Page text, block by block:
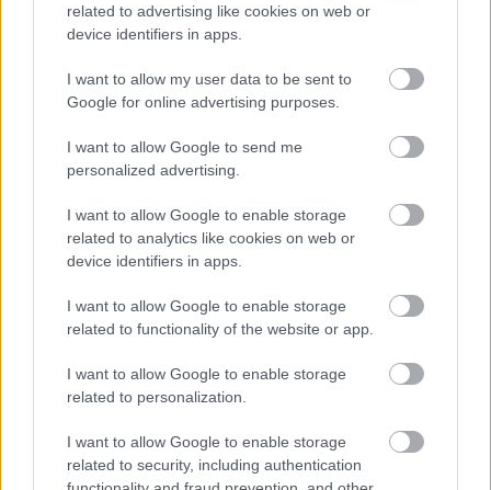
related to advertising like cookies on web or
device identifiers in apps.
I want to allow my user data to be sent to
Google for online advertising purposes.
I want to allow Google to send me
personalized advertising.
I want to allow Google to enable storage
related to analytics like cookies on web or
device identifiers in apps.
I want to allow Google to enable storage
related to functionality of the website or app.
I want to allow Google to enable storage
related to personalization.
I want to allow Google to enable storage
related to security, including authentication
είναι μεγάλη, χάρη στη μπαταρία χωρητικότητας
69 kWh, φτάνοντας στα
μέσο όρο με βάση το πρωτόκολλο WLTP.
με σύστημα κίνησης150 ίππων
μπαταρία χωρητικότητας 51kWh και αυτονομία
339 χιλιομέτρων, που καλύπτει τις ανάγκες του
σύγχρονου οδηγού για τις καθημερινές του
μετακινήσεις.
Οι επιλογές στη γκάμα του μοντέλου είναι
ωστόσο ακόμα περισσότερες, χάρη στο
δυναμικό
EX30 Cross Country
. Με αυξημένη
απόσταση από το έδαφος, τετρακίνηση και